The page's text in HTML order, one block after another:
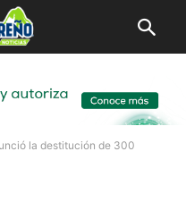
la destitución de 300